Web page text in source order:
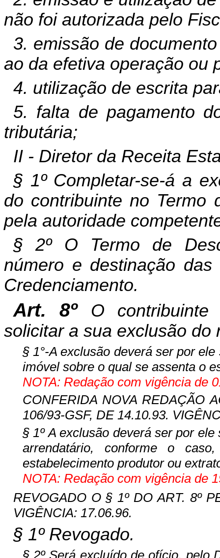
não foi autorizada pelo
3. emissão de
ao da efetiva operação ou
4. utilização de escrita
5. falta de pagamento
tributária;
II - Diretor da Receita
§ 1º Completar-se-á a
do contribuinte no Termo
pela autoridade
§ 2º O Termo de
número e destinação
Credenciamento.
Art. 8º O
solicitar a sua exclusão do
§ 1°-A exclusão deverá ser por
imóvel sobre o qual se assenta o
NOTA: Redação com vigência de
CONFERIDA NOVA REDAÇÃO
106/93-GSF, DE 14.10.93.
§ 1º A exclusão deverá ser por
arrendatário, conforme o
estabelecimento produtor ou
NOTA: Redação com vigência de
REVOGADO O § 1º DO ART. 8º
VIGÊNCIA: 17.06.96.
§ 1º Revogado.
§ 2º Será excluído de ofício, pelo